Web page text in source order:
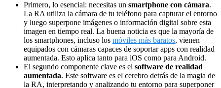
Primero, lo esencial: necesitas un smartphone con cámara.
La RA utiliza la cámara de tu teléfono para capturar el entorno
y luego superpone imágenes o información digital sobre esta
imagen en tiempo real. La buena noticia es que la mayoría de
los smartphones, incluso los móviles más baratos, vienen
equipados con cámaras capaces de soportar apps con realidad
aumentada. Esto aplica tanto para iOS como para Android.
El segundo componente clave es el software de realidad
aumentada. Este software es el cerebro detrás de la magia de
la RA, interpretando y analizando tu entorno para superponer